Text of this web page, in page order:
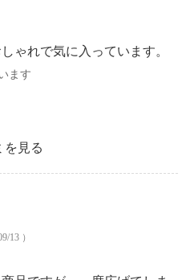
ゃれで気に入っています。
ます
を見る
13 ）